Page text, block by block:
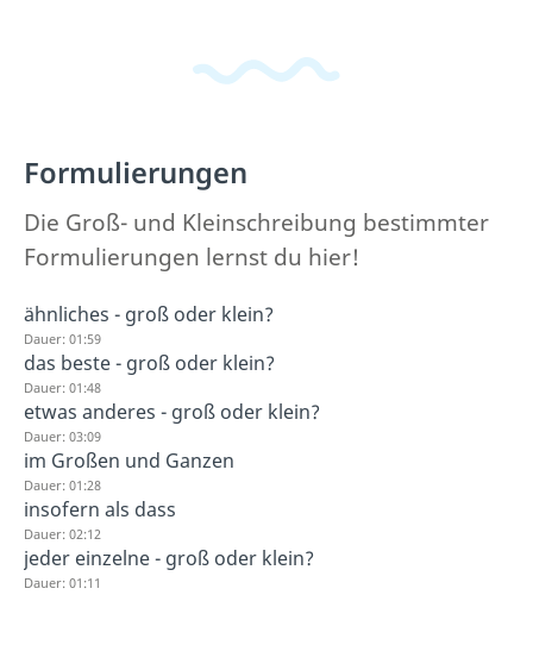
Formulierungen
Die Groß- und Kleinschreibung bestimmter
Formulierungen lernst du hier!
ähnliches - groß oder klein?
Dauer: 01:59
das beste - groß oder klein?
Dauer: 01:48
etwas anderes - groß oder klein?
Dauer: 03:09
im Großen und Ganzen
Dauer: 01:28
insofern als dass
Dauer: 02:12
jeder einzelne - groß oder klein?
Dauer: 01:11